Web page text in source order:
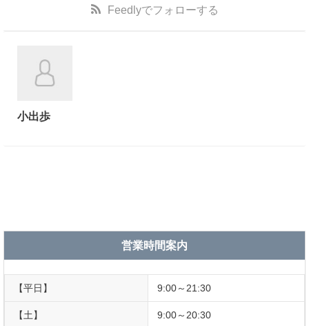
Feedlyでフォローする
小出歩
営業時間案内
【平日】 9:00～21:30
【土】 9:00～20:30